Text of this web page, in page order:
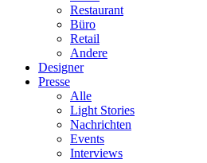
Restaurant
Büro
Retail
Andere
Designer
Presse
Alle
Light Stories
Nachrichten
Events
Interviews